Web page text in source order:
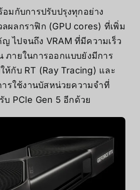
มกับการปรับปรุงทุกอย่าง
ผลกราฟิก (GPU cores) ที่เพิ่ม
ไปจนถึง VRAM ที่มีความเร็ว
ภายในการออกแบบยังมีการ
ห้กับ RT (Ray Tracing) และ
รใช้งานบัสหน่วยความจำที่
บ PCIe Gen 5 อีกด้วย